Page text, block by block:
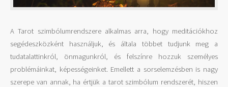
A Tarot szimbólumrendszere alkalmas arra, hogy meditációkhoz
segédeszközként használjuk, és általa többet tudjunk meg a
tudatalattinkról, önmagunkról, és felszínre hozzuk személyes
problémáinkat, képességeinket. Emellett a sorselemzésben is nagy
szerepe van annak, ha értjük a tarot szimbólum rendszerét, hiszen